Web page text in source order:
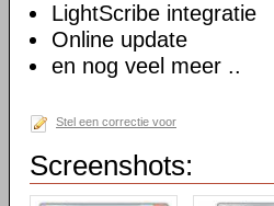
LightScribe integratie
Online update
en nog veel meer ..
Stel een correctie voor
Screenshots: